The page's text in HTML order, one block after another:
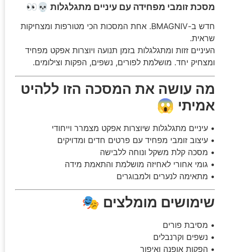
מסכת זומבי מפחידה עם עיניים מתגלגלות 💀👀
חדש ב-BMAGNIV. אחת המסכות הכי מטורפות ומצחיקות
שראית.
העיניים זזות ומתגלגלות בזמן תנועה ויוצרות אפקט מפחיד
ומצחיק יחד. מושלמת לפורים, נשפים, הפקות וצילומים.
מה עושה את המסכה הזו ללהיט
אמיתי 😱
• עיניים מתגלגלות שיוצרות אפקט מצמרר וייחודי
• עיצוב זומבי מפחיד עם פרטים חדים ומדויקים
• מסכה קלת משקל ונוחה ללבישה
• גומי אחורי לאחיזה מושלמת והתאמת מידה
• מתאימה לנערים ולמבוגרים
שימושים מומלצים 🎭
• מסיבת פורים
• נשפים וקרנבלים
• הפקות אופנה ואיפור